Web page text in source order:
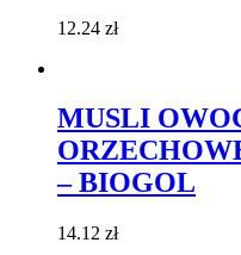
12.24 zł
MUSLI
– BIOGOL
14.12 zł